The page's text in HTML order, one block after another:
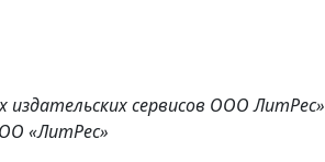
сервисов ООО ЛитРес»
«ЛитРес»